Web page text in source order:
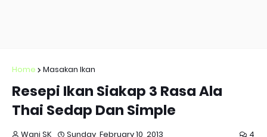
Home Masakan Ikan
Resepi Ikan Siakap 3 Rasa Ala
Thai Sedap Dan Simple
Wani SK Sunday, February 10, 2013 4